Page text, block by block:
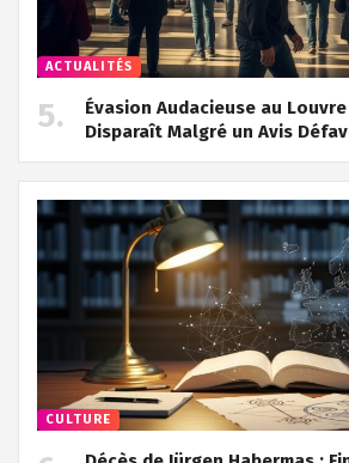
ACTUALITÉS
Évasion Audacieuse au
Disparaît Malgré un Avis
CULTURE